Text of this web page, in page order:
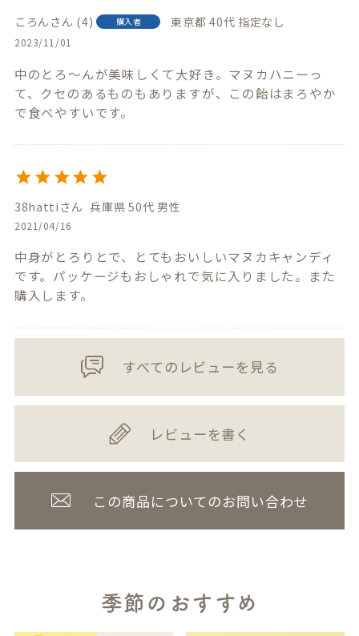
ころん 4 購入者 東京都 40代 指定なし
2023/11/01
中のとろ〜んが美味しくて大好き。マヌカハニーっ
て、クセのあるものもありますが、この飴はまろやか
で食べやすいです。
38hatti 兵庫県 50代 男性
2021/04/16
中身がとろりとで、とてもおいしいマヌカキャンディ
です。パッケージもおしゃれで気に入りました。また
購入します。
すべてのレビューを見る
レビューを書く
この商品についてのお問い合わせ
季節のおすすめ